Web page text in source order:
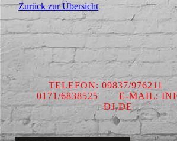
Zurück zur Übersicht
TELEFON: 09837/
0171/6838525 E-MAIL:
DJ.DE